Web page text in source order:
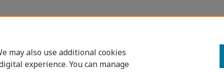
may also use additional cookies
experience. You can manage